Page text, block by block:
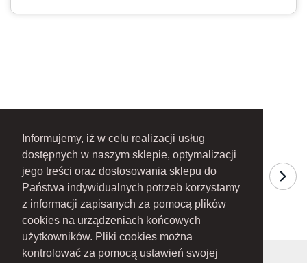
Informujemy, iż w celu realizacji usług
dostępnych w naszym sklepie, optymalizacji
jego treści oraz dostosowania sklepu do
Państwa indywidualnych potrzeb korzystamy
z informacji zapisanych za pomocą plików
cookies na urządzeniach końcowych
użytkowników. Pliki cookies można
kontrolować za pomocą ustawień swojej